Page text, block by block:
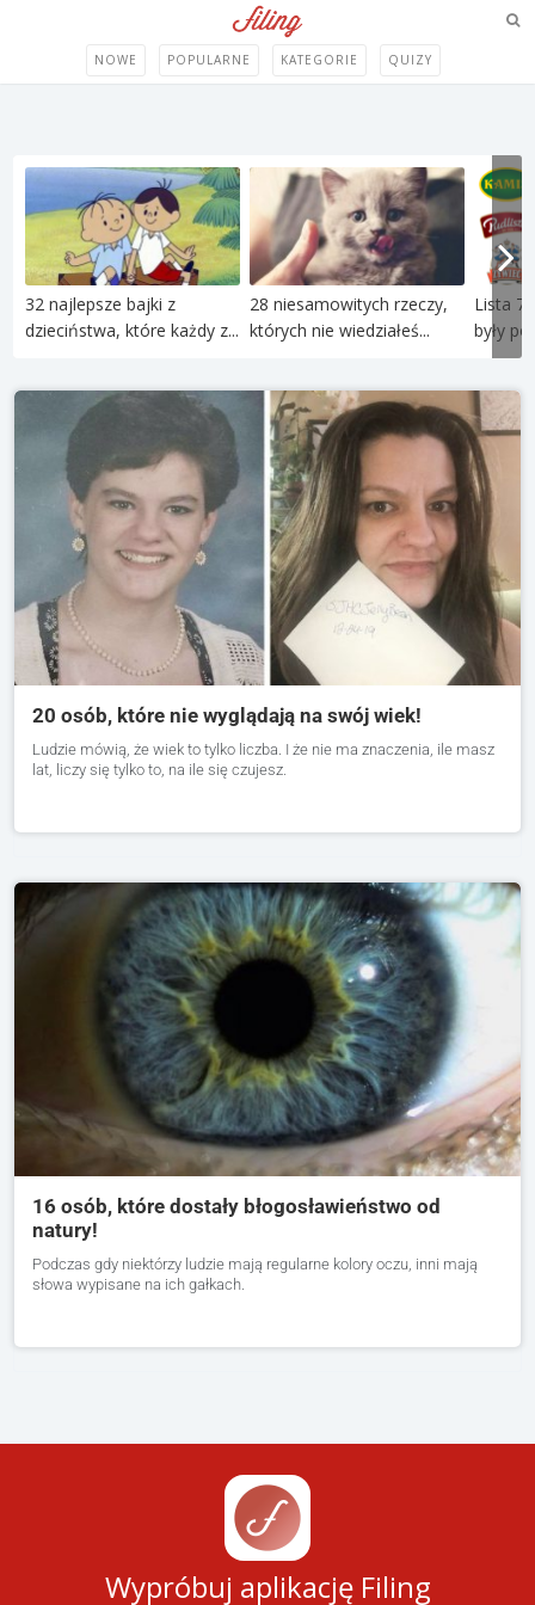
NOWE POPULARNE KATEGORIE QUIZY
32 najlepsze bajki z
dzieciństwa, które każdy z...
28 niesamowitych rzeczy,
których nie wiedziałeś...
Lista
były
20 osób, które nie wyglądają na swój wiek!
Ludzie mówią, że wiek to tylko liczba. I że nie ma znaczenia, ile masz
lat, liczy się tylko to, na ile się czujesz.
16 osób, które dostały błogosławieństwo od
natury!
Podczas gdy niektórzy ludzie mają regularne kolory oczu, inni mają
słowa wypisane na ich gałkach.
Wypróbuj aplikację Filing